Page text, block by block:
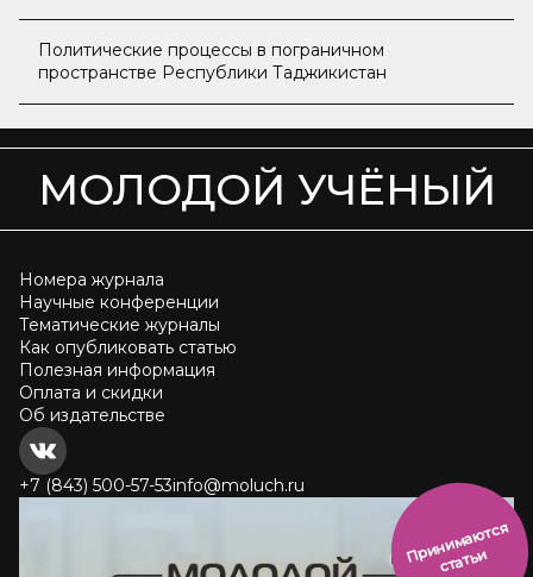
Политические процессы в пограничном
пространстве Республики Таджикистан
МОЛОДОЙ УЧЁНЫЙ
Номера журнала
Научные конференции
Тематические журналы
Как опубликовать статью
Полезная информация
Оплата и скидки
Об издательстве
+7 (843) 500-57-53info@moluch.ru
П
р
и
н
и
м
а
ют
с
я
ст
ать
и